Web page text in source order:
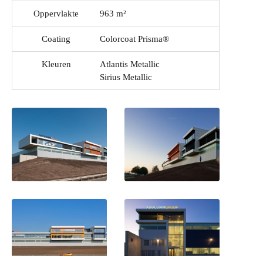
Oppervlakte 963 m²
Coating Colorcoat Prisma®
Kleuren
Atlantis Metallic
Sirius Metallic